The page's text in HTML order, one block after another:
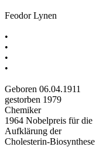
Feodor Lynen
•
•
•
•
Geboren 06.04.1911
gestorben 1979
Chemiker
1964 Nobelpreis für die
Aufklärung der
Cholesterin-Biosynthese